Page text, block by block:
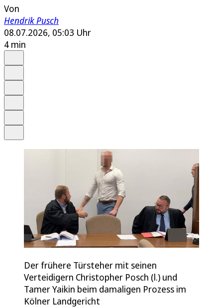
Von
Hendrik Pusch
08.07.2026, 05:03 Uhr
4 min
Der frühere Türsteher mit seinen
Verteidigern Christopher Posch (l.) und
Tamer Yaikin beim damaligen Prozess im
Kölner Landgericht